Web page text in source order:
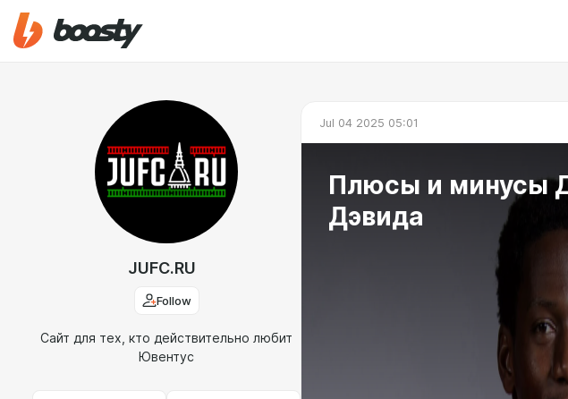
JUFC.RU
Follow
Сайт для тех, кто действительно любит
Ювентус
Jul 04 2025 05:01
Плюсы и минусы
Дэвида